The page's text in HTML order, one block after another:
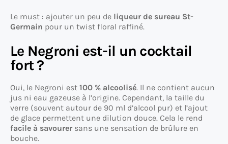
Le must : ajouter un peu de liqueur de sureau St-
Germain pour un twist floral raffiné.
Le Negroni est-il un cocktail
fort ?
Oui, le Negroni est 100 % alcoolisé. Il ne contient aucun
jus ni eau gazeuse à l’origine. Cependant, la taille du
verre (souvent autour de 90 ml d’alcool pur) et l’ajout
de glace permettent une dilution douce. Cela le rend
facile à savourer sans une sensation de brûlure en
bouche.